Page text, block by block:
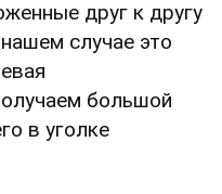
друг к другу
случае это
большой
в уголке